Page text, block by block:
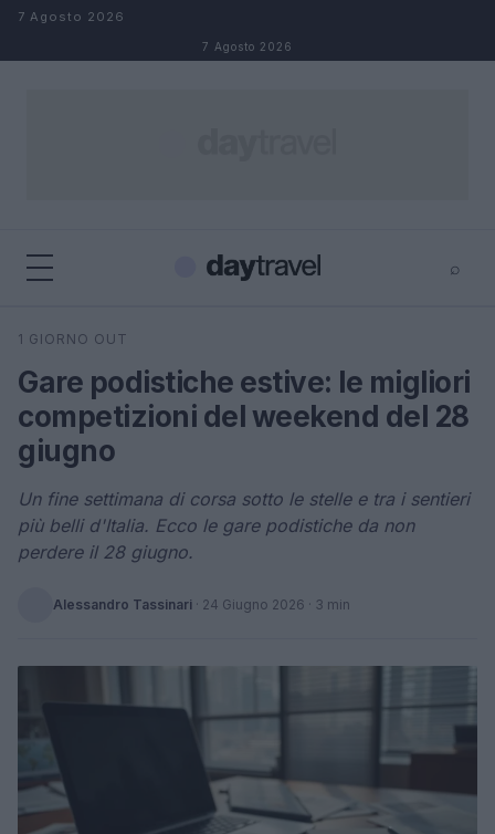
Salta al contenuto
7 Agosto 2026
7 Agosto 2026
⌕
Cerca
1 GIORNO OUT
Gare podistiche estive: le migliori
competizioni del weekend del 28
giugno
Un fine settimana di corsa sotto le stelle e tra i sentieri
più belli d'Italia. Ecco le gare podistiche da non
perdere il 28 giugno.
Alessandro Tassinari · 24 Giugno 2026 · 3 min